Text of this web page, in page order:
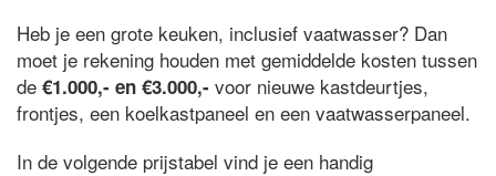
Heb je een grote keuken, inclusief vaatwasser? Dan
moet je rekening houden met gemiddelde kosten tussen
de €1.000,- en €3.000,- voor nieuwe kastdeurtjes,
frontjes, een koelkastpaneel en een vaatwasserpaneel.
In de volgende prijstabel vind je een handig